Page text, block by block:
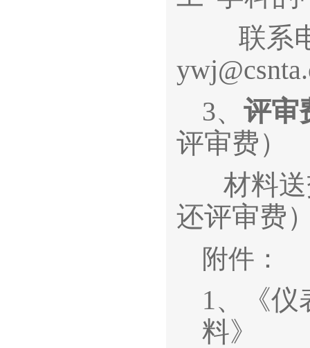
联系电
3、 评审
评审费）
材料送
还评审费
附件：
1、《仪
料》